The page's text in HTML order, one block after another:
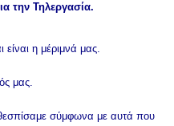
την Τηλεργασία.
η μέριμνά μας.
μας.
σύμφωνα με αυτά που